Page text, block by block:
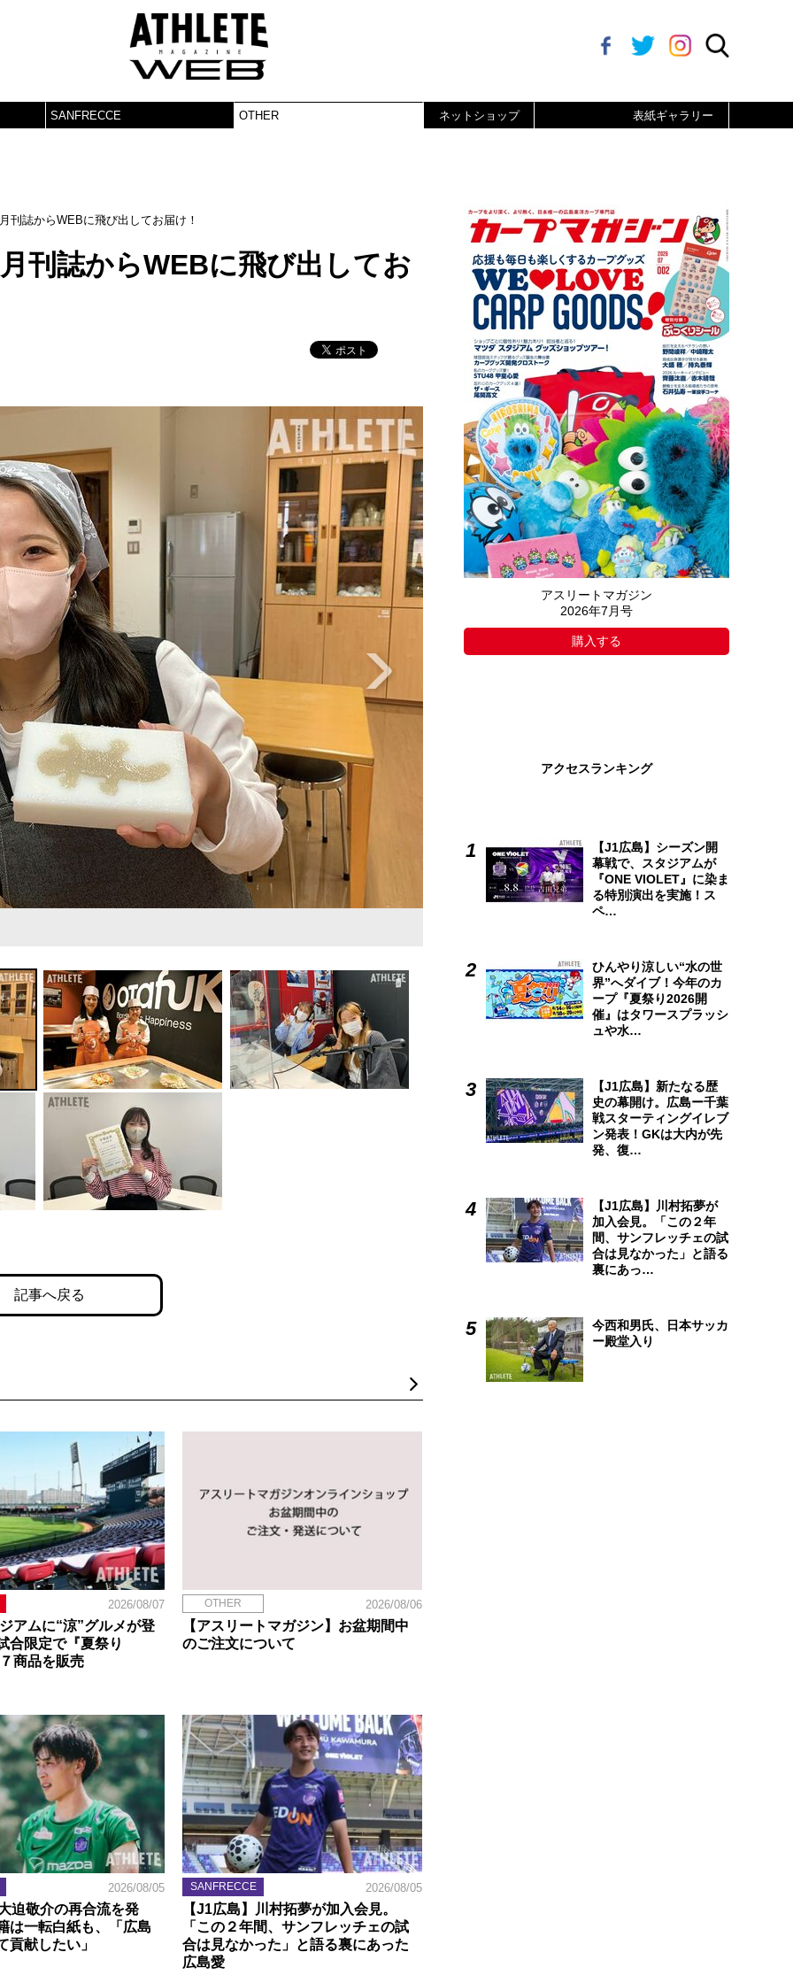
SANFRECCE OTHER ネットショップ 表紙ギャラリー
刊誌からWEBに飛び出してお届け！
刊誌からWEBに飛び出してお
記事へ戻る
2026/08/07
アムに“涼”グルメが登
合限定で『夏祭り
商品を販売
OTHER 2026/08/06
【アスリートマガジン】お盆期間中
のご注文について
2026/08/05
迫敬介の再合流を発
は一転白紙も、「広島
貢献したい」
SANFRECCE 2026/08/05
【J1広島】川村拓夢が加入会見。
「この２年間、サンフレッチェの試
合は見なかった」と語る裏にあった
広島愛
アスリートマガジン
2026年7月号
購入する
アクセスランキング
【J1広島】シーズン開
幕戦で、スタジアムが
『ONE VIOLET』に染ま
る特別演出を実施！ス
ペ…
ひんやり涼しい“水の世
界”へダイブ！今年のカ
ープ『夏祭り2026開
催』はタワースプラッシ
ュや水…
【J1広島】新たなる歴
史の幕開け。広島ー千葉
戦スターティングイレブ
ン発表！GKは大内が先
発、復…
【J1広島】川村拓夢が
加入会見。「この２年
間、サンフレッチェの試
合は見なかった」と語る
裏にあっ…
今西和男氏、日本サッカ
ー殿堂入り